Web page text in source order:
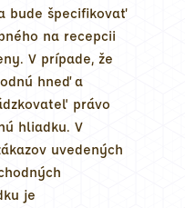
bude špecifikovať
na recepcii
V prípade, že
hneď a
právo
hliadku. V
uvedených
je